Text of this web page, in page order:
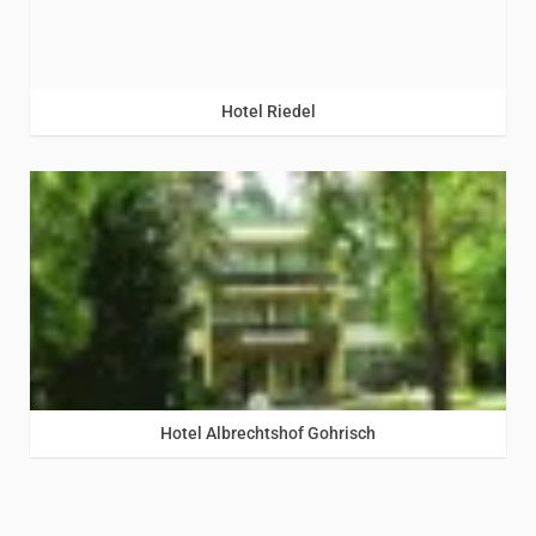
Riesengebirge/Sächsische Schweiz
Hotel Riedel
Sächsische Schweiz
Hotel Albrechtshof Gohrisch